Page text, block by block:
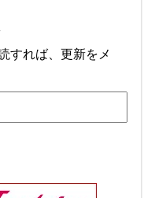
すれば、更新をメ